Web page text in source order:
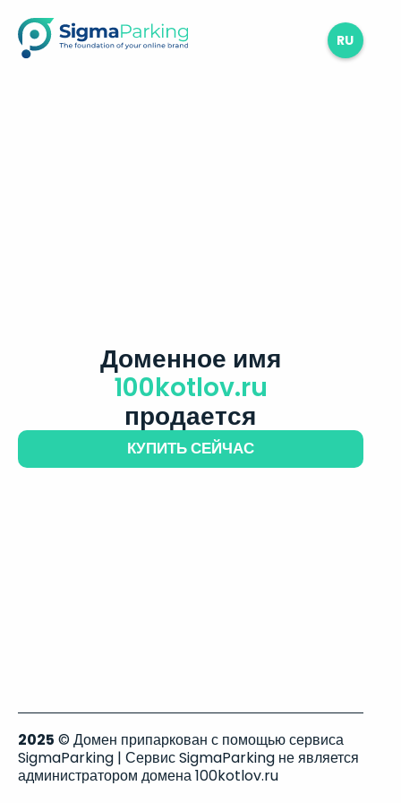
RU
Доменное имя
100kotlov.ru
продается
КУПИТЬ СЕЙЧАС
2025 © Домен припаркован с помощью сервиса
SigmaParking | Сервис SigmaParking не является
администратором домена 100kotlov.ru